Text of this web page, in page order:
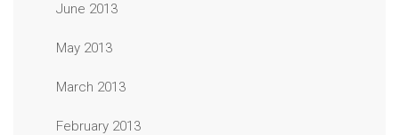
June 2013
May 2013
March 2013
February 2013